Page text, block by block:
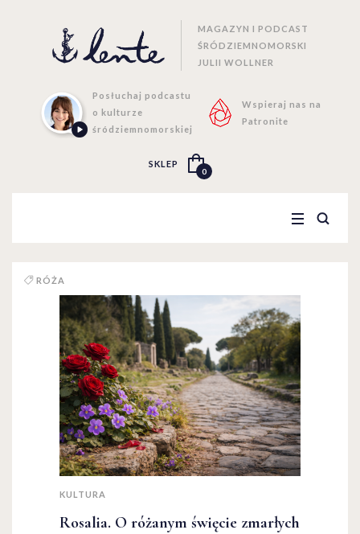
MAGAZYN I PODCAST
ŚRÓDZIEMNOMORSKI
JULII WOLLNER
Posłuchaj podcastu
o kulturze
śródziemnomorskiej
Wspieraj nas na
Patronite
SKLEP
0
RÓŻA
KULTURA
Rosalia. O różanym święcie zmarłych